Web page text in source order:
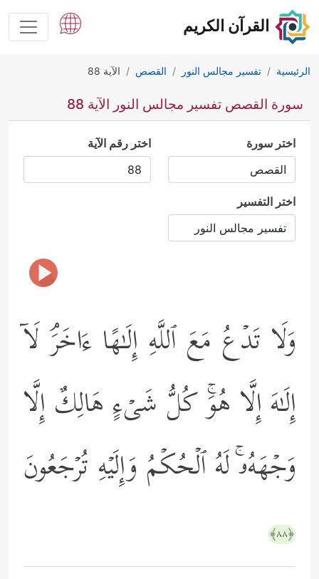
القرآن الكريم
الرئيسية تفسير مجالس النور القصص الآية 88
سورة القصص تفسير مجالس النور الآية 88
اختر سورة اختر رقم الآية
اختر التفسير
وَلَا تَدۡعُ مَعَ ٱللَّهِ إِلَـٰهًا ءَاخَرَۘ لَاۤ
إِلَـٰهَ إِلَّا هُوَۚ كُلُّ شَیۡءٍ هَالِكٌ إِلَّا
وَجۡهَهُۥۚ لَهُ ٱلۡحُكۡمُ وَإِلَیۡهِ تُرۡجَعُونَ
﴿٨٨﴾